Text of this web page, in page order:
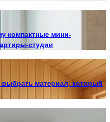
компактные мини-
студии
выбрать материал, который